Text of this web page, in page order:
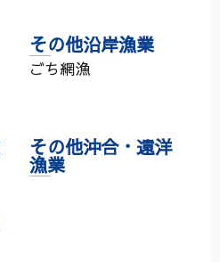
その他沿岸漁業
ごち網漁
その他沖合・遠洋
漁業